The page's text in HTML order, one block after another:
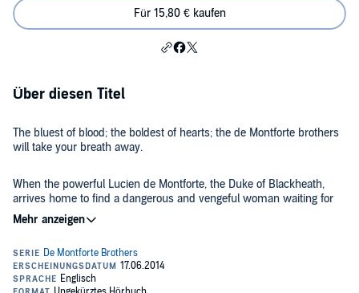
Für 15,80 € kaufen
Über diesen Titel
The bluest of blood; the boldest of hearts; the de Montforte brothers
will take your breath away.
When the powerful Lucien de Montforte, the Duke of Blackheath,
arrives home to find a dangerous and vengeful woman waiting for
him in his bed with pistol in hand, the master manipulator never
dreams that he has finally met his match. But thanks to his
wicked and wily duke finds himself entangled in a web of his own
making in this spectacular conclusion to Danelle Harmon's critically
acclaimed de Montforte Brothers series!
©2014 Danelle Harmon (P)2014 Danelle Harmon